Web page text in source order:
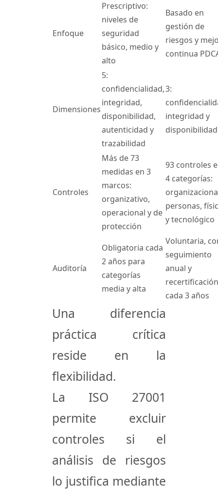
Enfoque
Prescriptivo:
niveles de
seguridad
básico, medio y
alto
Basado en
gestión de
riesgos y
continua
Dimensiones
5:
confidencialidad,
integridad,
disponibilidad,
autenticidad y
trazabilidad
3:
integridad y
disponibilidad
Controles
Más de 73
medidas en 3
marcos:
organizativo,
operacional y de
protección
93 controles
4 categorías:
personas,
y tecnológico
Auditoría
Obligatoria cada
2 años para
categorías
media y alta
Voluntaria,
seguimiento
anual y
recertificación
cada 3 años
Una diferencia
práctica crítica
reside en la
flexibilidad.
La ISO 27001
permite excluir
controles si el
análisis de riesgos
lo justifica mediante